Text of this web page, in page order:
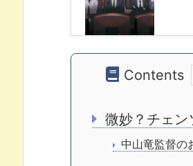
Contents
微妙？チェン
中山竜監督の